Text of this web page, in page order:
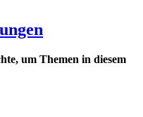
um Themen in diesem